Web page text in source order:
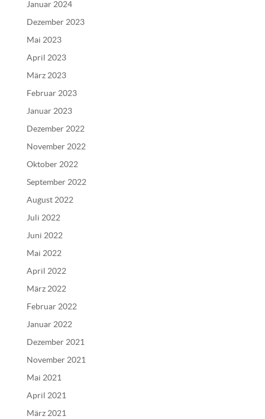
i
v
Januar 2024
Dezember 2023
Mai 2023
April 2023
März 2023
Februar 2023
Januar 2023
Dezember 2022
November 2022
Oktober 2022
September 2022
August 2022
Juli 2022
Juni 2022
Mai 2022
April 2022
März 2022
Februar 2022
Januar 2022
Dezember 2021
November 2021
Mai 2021
April 2021
März 2021